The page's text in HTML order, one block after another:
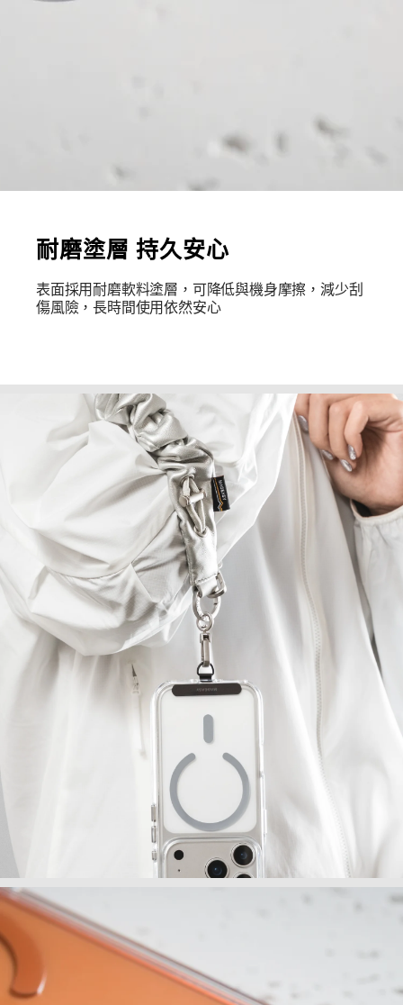
耐磨塗層 持久安心
表面採用耐磨軟料塗層，可降低與機身摩擦，減少刮
傷風險，長時間使用依然安心